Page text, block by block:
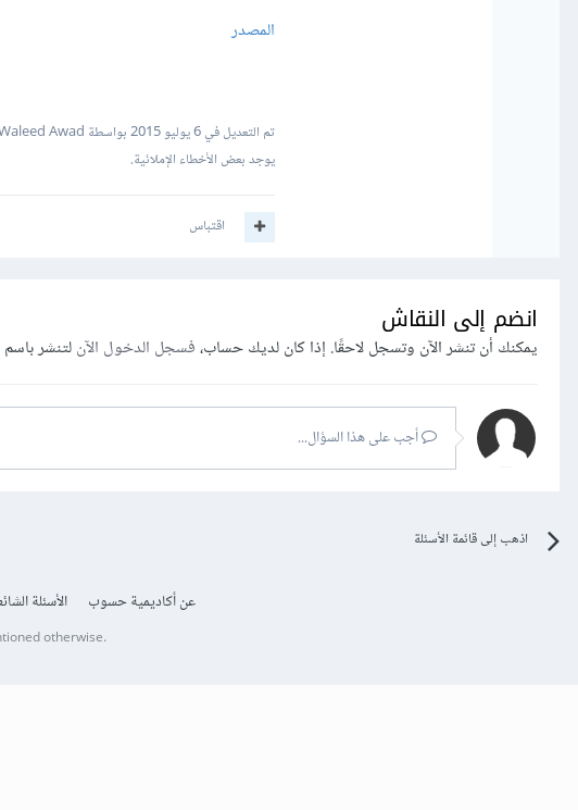
المصدر
تم التعديل في6 يوليو 2015
بواسطة Waleed Awad
يوجد بعض الأخطاء الإملائية.
اقتباس
انضم إلى النقاش
يمكنك أن تنشر الآن وتسجل لاحقًا. إذا كان لديك حساب،فسجل الدخول الآنلتنشر
أجب على هذا السؤال...
اذهب إلى قائمة الأسئلة
عن أكاديمية حسوب الأسئلة
otherwise.